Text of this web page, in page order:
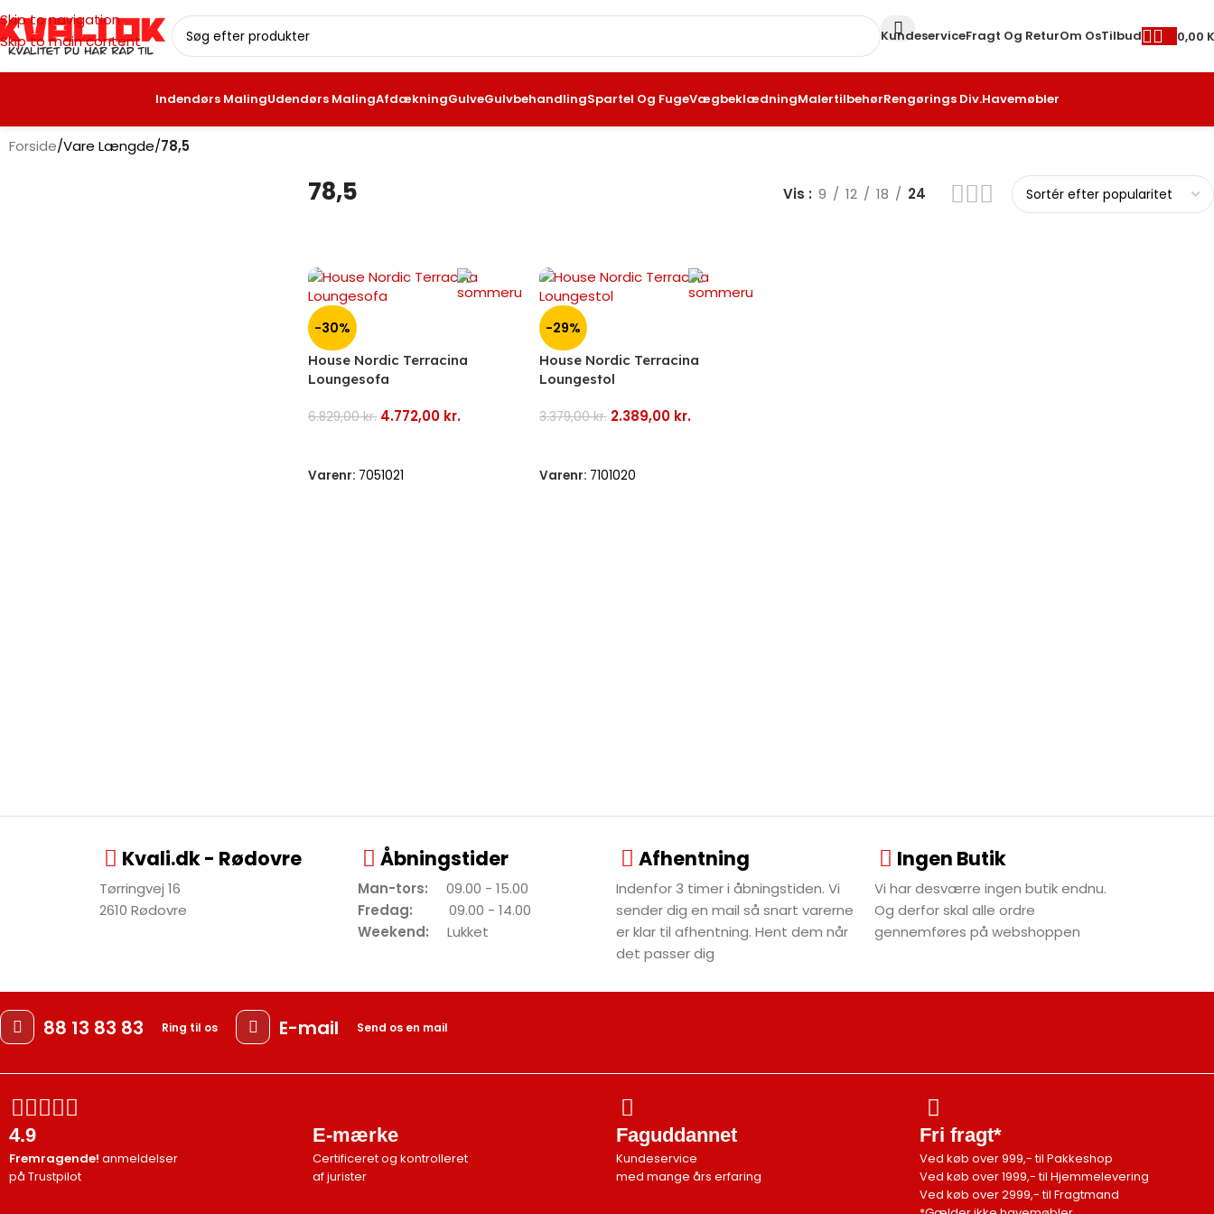
Skip to navigation
Skip to main content
KundeserviceFragt Og ReturOm OsTilbud 0,00
Indendørs MalingUdendørs MalingAfdækningGulveGulvbehandlingSpartel Og FugeVægbeklædningMalertilbehørRengørings Div.Havemøbler
Forside/Vare Længde/78,5
78,5 Vis 9 12 18 24
-30%
House Nordic Terracina
Loungesofa
6.829,00kr. 4.772,00 kr.
Varenr: 7051021
-29%
House Nordic Terracina
Loungestol
3.379,00kr. 2.389,00 kr.
Varenr: 7101020
Kvali.dk - Rødovre
Tørringvej 16
2610 Rødovre
Åbningstider
Man-tors: 09.00 - 15.00
Fredag: 09.00 - 14.00
Weekend: Lukket
Afhentning
Indenfor 3 timer i åbningstiden. Vi
sender dig en mail så snart varerne
er klar til afhentning. Hent dem når
det passer dig
Ingen Butik
Vi har desværre ingen butik endnu.
Og derfor skal alle ordre
gennemføres på webshoppen
88 13 83 83 Ring til os E-mail Send os en mail
4.9
Fremragende! anmeldelser
på Trustpilot
E-mærke
Certificeret og kontrolleret
af jurister
Faguddannet
Kundeservice
med mange års erfaring
Fri fragt*
Ved køb over 999,- til Pakkeshop
Ved køb over 1999,- til Hjemmelevering
Ved køb over 2999,- til Fragtmand